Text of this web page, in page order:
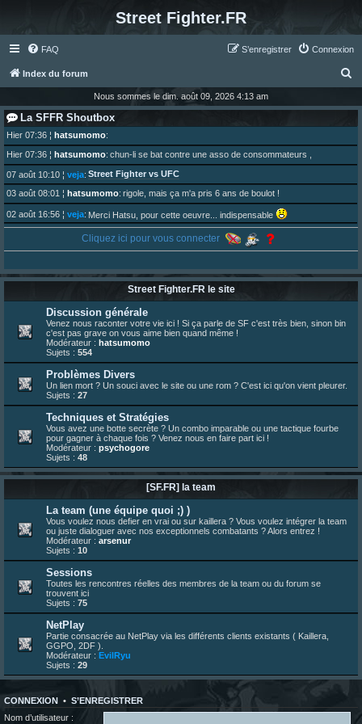
Street Fighter.FR
FAQ Connexion
S’enregistrer
Index du forum
c
e
Nous sommes le dim. août 09, 2026 4:13 am
La SFFR Shoutbox
Hier 07:36 ¦ hatsumomo:
Hier 07:36 ¦ hatsumomo: chun-li se bat contre une asso de consommateurs ,
07 août 10:10 ¦ veja: Street Fighter vs UFC
03 août 08:01 ¦ hatsumomo: rigole, mais ça m'a pris 6 ans de boulot !
02 août 16:56 ¦ veja: Merci Hatsu, pour cette oeuvre... indispensable
Vous y trouverez du sesque, de l'humour, du sesque, des combats et plein de lore SF !
01 août 08:08¦hatsumomo:
Aujourd'hui, c'est le yaoi day. Pour la peine je reposte ma dernière fic.
30 juil. 07:22¦hatsumomo:
Un futur indispensable :https://x.com/preterniadotcom/status/20 ... 8820352079
26 juil. 22:09¦hatsumomo:bio de Alex en ligne les gens !
13 juil. 09:53¦hatsumomo
bonjour les amis, je viens de poster ma 1e review de figurine !
23 juin 10:36¦indy:une très chouette SFFR shoutbox !
23 juin 07:30¦hatsumomo:nouvelle trad caniculaire les amis !
23 juin 07:26¦hatsumomo:shoutbox réinitialisée
22 juin 12:27¦indy: Yo !
22 juin 08:49¦veja:Yo
Cliquez ici pour vous connecter
Street Fighter.FR le site
Discussion générale
Venez nous raconter votre vie ici ! Si ça parle de SF c'est très bien, sinon bin
c'est pas grave on vous aime bien quand même !
Modérateur : hatsumomo
Sujets : 554
Problèmes Divers
Un lien mort ? Un souci avec le site ou une rom ? C'est ici qu'on vient pleurer.
Sujets : 27
Techniques et Stratégies
Vous avez une botte secrète ? Un combo imparable ou une tactique fourbe
pour gagner à chaque fois ? Venez nous en faire part ici !
Modérateur : psychogore
Sujets : 48
[SF.FR] la team
La team (une équipe quoi ;) )
Vous voulez nous defier en vrai ou sur kaillera ? Vous voulez intégrer la team
ou juste dialoguer avec nos exceptionnels combatants ? Alors entrez !
Modérateur : arsenur
Sujets : 10
Sessions
Toutes les rencontres réelles des membres de la team ou du forum se
trouvent ici
Sujets : 75
NetPlay
Partie consacrée au NetPlay via les différents clients existants ( Kaillera,
GGPO, 2DF ).
Modérateur : EvilRyu
Sujets : 29
CONNEXION • S’ENREGISTRER
Nom d’utilisateur :